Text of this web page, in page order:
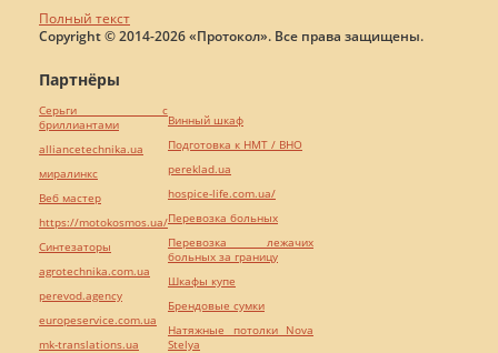
Полный текст
Copyright © 2014-2026 «Протокол». Все права защищены.
Партнёры
Серьги с
бриллиантами
alliancetechnika.ua
миралинкс
Веб мастер
https://motokosmos.ua/
Синтезаторы
agrotechnika.com.ua
perevod.agency
europeservice.com.ua
mk-translations.ua
Винный шкаф
Подготовка к НМТ / ВНО
pereklad.ua
hospice-life.com.ua/
Перевозка больных
Перевозка лежачих
больных за границу
Шкафы купе
Брендовые сумки
Натяжные потолки Nova
Stelya